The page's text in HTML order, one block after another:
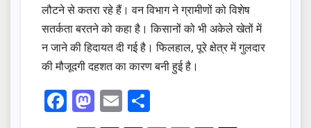
लौटने से कतरा रहे हैं। वन विभाग ने ग्रामीणों को विशेष
सतर्कता बरतने को कहा है। किसानों को भी अकेले खेतों में
न जाने की हिदायत दी गई है। फिलहाल, पूरे क्षेत्र में गुलदार
की मौजूदगी दहशत का कारण बनी हुई है।
F
M
E